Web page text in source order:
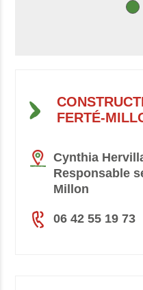
FERTÉ-
Cynthia
Responsable
Millon
06 42 55 19 73